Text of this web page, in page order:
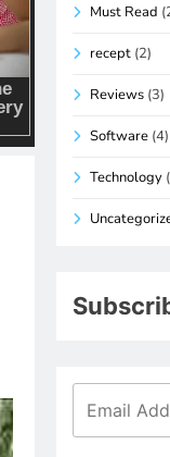
Must Read
recept (2)
Reviews (3)
Software (4)
Technology